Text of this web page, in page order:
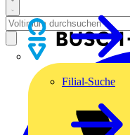
Filial-Suche